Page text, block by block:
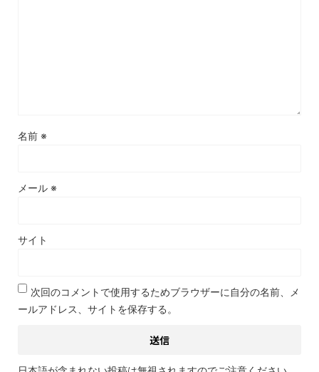
名前 ※
メール ※
サイト
次回のコメントで使用するためブラウザーに自分の名前、メ
ールアドレス、サイトを保存する。